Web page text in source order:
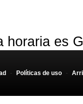
horaria es
- Políticas de uso -